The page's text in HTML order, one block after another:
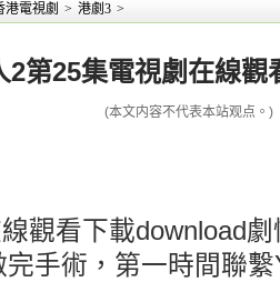
港電視劇 > 港劇3 >
2第25集電視劇在線
(本文内容不代表本站观点。)
觀看下載download
手術，第一時間聯